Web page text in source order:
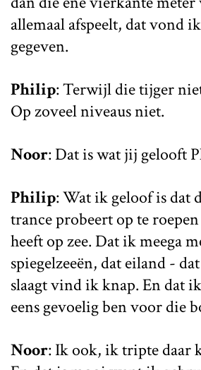
allemaal afspeelt, dat vond
gegeven.
Philip: Terwijl die tijger
Op zoveel niveaus niet.
Noor: Dat is wat jij gelooft
Philip: Wat ik geloof is dat
trance probeert op te
heeft op zee. Dat ik meega
spiegelzeeën, dat eiland -
slaagt vind ik knap. En dat
eens gevoelig ben voor die
Noor: Ik ook, ik tripte daar